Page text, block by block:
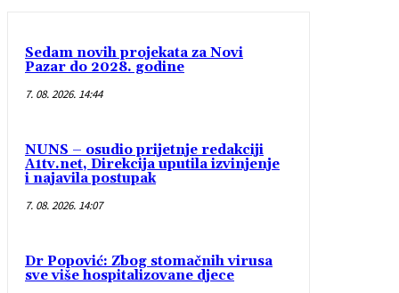
Sedam novih projekata za Novi
Pazar do 2028. godine
7. 08. 2026. 14:44
NUNS – osudio prijetnje redakciji
A1tv.net, Direkcija uputila izvinjenje
i najavila postupak
7. 08. 2026. 14:07
Dr Popović: Zbog stomačnih virusa
sve više hospitalizovane djece